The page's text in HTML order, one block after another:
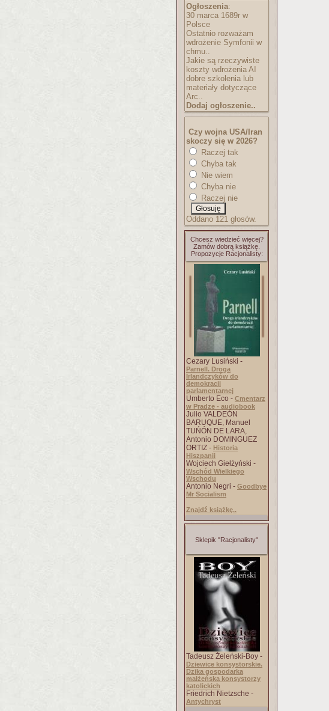
Ogłoszenia:
30 marca 1689r w
Polsce
Ostatnio rozważam
wdrożenie Symfonii w
chmu..
Jakie są rzeczywiste
koszty wdrożenia AI
dobre szkolenia lub
materiały dotyczące
Arc..
Dodaj ogłoszenie..
Czy wojna USA/Iran
skoczy się w 2026?
Raczej tak
Chyba tak
Nie wiem
Chyba nie
Raczej nie
Oddano 121 głosów.
Chcesz wiedzieć więcej?
Zamów dobrą książkę.
Propozycje Racjonalisty:
Cezary Lusiński -
Parnell. Droga
Irlandczyków do
demokracji
parlamentarnej
Umberto Eco - Cmentarz
w Pradze - audiobook
Julio VALDEÓN
BARUQUE, Manuel
TUŃÓN DE LARA,
Antonio DOMINGUEZ
ORTIZ - Historia
Hiszpanii
Wojciech Giełżyński -
Wschód Wielkiego
Wschodu
Antonio Negri - Goodbye
Mr Socialism
Znajdź książkę..
Sklepik "Racjonalisty"
Tadeusz Żeleński-Boy -
Dziewice konsystorskie.
Dzika gospodarka
małżeńska konsystorzy
katolickich
Friedrich Nietzsche -
Antychryst